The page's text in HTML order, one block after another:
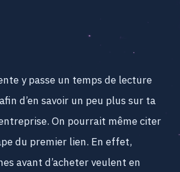
y passe un temps de lecture
d’en savoir un peu plus sur ta
On pourrait même citer
du premier lien. En effet,
avant d’acheter veulent en